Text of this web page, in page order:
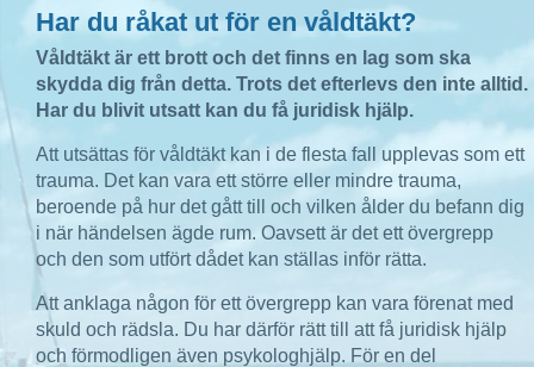
Har du råkat ut för en våldtäkt?
Våldtäkt är ett brott och det finns en lag som ska
skydda dig från detta. Trots det efterlevs den inte alltid.
Har du blivit utsatt kan du få juridisk hjälp.
Att utsättas för våldtäkt kan i de flesta fall upplevas som ett
trauma. Det kan vara ett större eller mindre trauma,
beroende på hur det gått till och vilken ålder du befann dig
i när händelsen ägde rum. Oavsett är det ett övergrepp
och den som utfört dådet kan ställas inför rätta.
Att anklaga någon för ett övergrepp kan vara förenat med
skuld och rädsla. Du har därför rätt till att få juridisk hjälp
och förmodligen även psykologhjälp. För en del